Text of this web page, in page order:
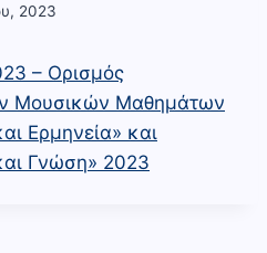
2023
– Ορισμός
Μουσικών Μαθημάτων
Ερμηνεία» και
Γνώση» 2023